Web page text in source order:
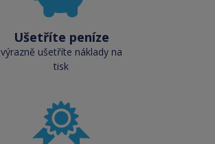
Ušetříte peníze
výrazně ušetříte náklady na
tisk